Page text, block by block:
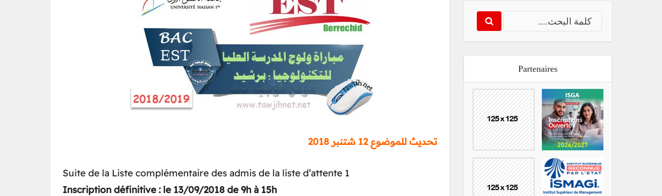
تحديث للموضوع 12 شتنبر 2018
Suite de la Liste complémentaire des admis de la liste d’attente 1
Inscription définitive : le 13/09/2018 de 9h à 15h
Partenaires